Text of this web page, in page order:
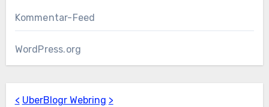
Kommentar-Feed
WordPress.org
< UberBlogr Webring >